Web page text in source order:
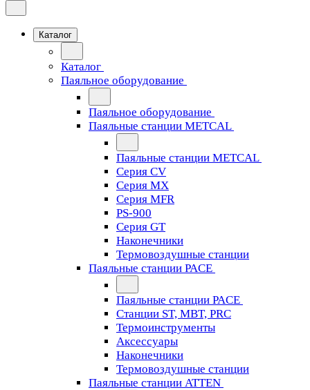
Каталог
Каталог
Паяльное оборудование
Паяльное оборудование
Паяльные станции METCAL
Паяльные станции METCAL
Серия CV
Серия MX
Серия MFR
PS-900
Серия GT
Наконечники
Термовоздушные станции
Паяльные станции PACE
Паяльные станции PACE
Станции ST, MBT, PRC
Термоинструменты
Аксессуары
Наконечники
Термовоздушные станции
Паяльные станции ATTEN